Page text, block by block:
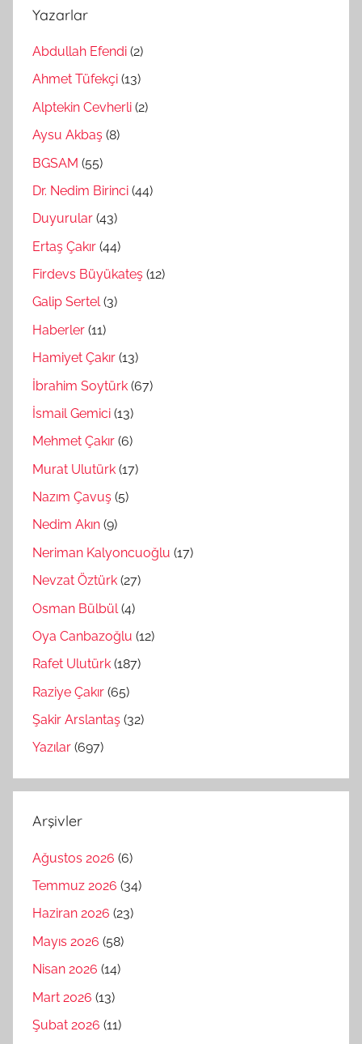
Yazarlar
Abdullah Efendi (2)
Ahmet Tüfekçi (13)
Alptekin Cevherli (2)
Aysu Akbaş (8)
BGSAM (55)
Dr. Nedim Birinci (44)
Duyurular (43)
Ertaş Çakır (44)
Firdevs Büyükateş (12)
Galip Sertel(3)
Haberler (11)
Hamiyet Çakır (13)
İbrahim Soytürk (67)
İsmail Gemici (13)
Mehmet Çakır (6)
Murat Ulutürk (17)
Nazım Çavuş (5)
Nedim Akın (9)
Neriman Kalyoncuoğlu (17)
Nevzat Öztürk (27)
Osman Bülbül (4)
Oya Canbazoğlu (12)
Rafet Ulutürk (187)
Raziye Çakır (65)
Şakir Arslantaş (32)
Yazılar (697)
Arşivler
Ağustos 2026 (6)
Temmuz 2026 (34)
Haziran 2026 (23)
Mayıs 2026 (58)
Nisan 2026 (14)
Mart 2026 (13)
Şubat 2026 (11)